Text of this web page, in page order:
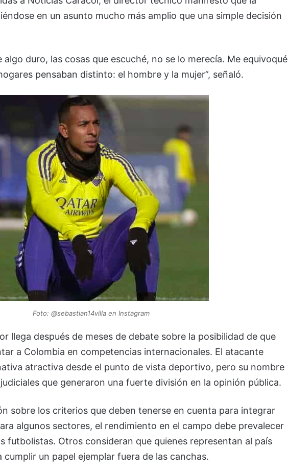
en un asunto mucho más amplio que una simple decisión
algo duro, las cosas que escuché, no se lo merecía. Me equivoqué
pensaban distinto: el hombre y la mujer”, señaló.
Foto: @sebastian14villa en Instagram
llega después de meses de debate sobre la posibilidad de que
a Colombia en competencias internacionales. El atacante
atractiva desde el punto de vista deportivo, pero su nombre
que generaron una fuerte división en la opinión pública.
sobre los criterios que deben tenerse en cuenta para integrar
algunos sectores, el rendimiento en el campo debe prevalecer
futbolistas. Otros consideran que quienes representan al país
un papel ejemplar fuera de las canchas.